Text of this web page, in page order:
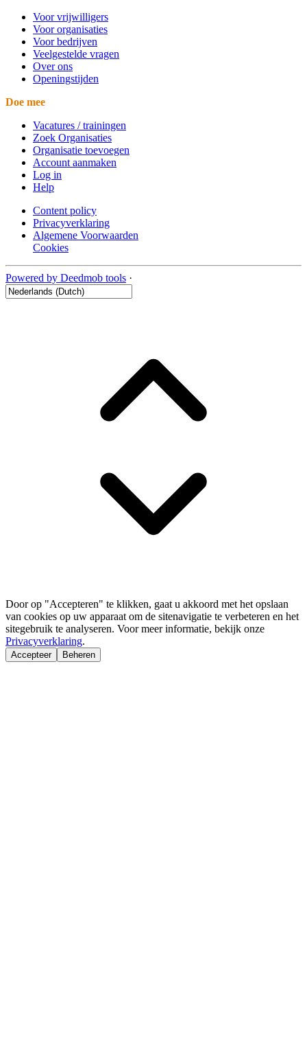
Voor vrijwilligers
Voor organisaties
Voor bedrijven
Veelgestelde vragen
Over ons
Openingstijden
Doe mee
Vacatures / trainingen
Zoek Organisaties
Organisatie toevoegen
Account aanmaken
Log in
Help
Content policy
Privacyverklaring
Algemene Voorwaarden
Cookies
Powered by Deedmob tools ·
Door op "Accepteren" te klikken, gaat u akkoord met het opslaan
van cookies op uw apparaat om de sitenavigatie te verbeteren en het
sitegebruik te analyseren. Voor meer informatie, bekijk onze
Privacyverklaring.
Accepteer Beheren